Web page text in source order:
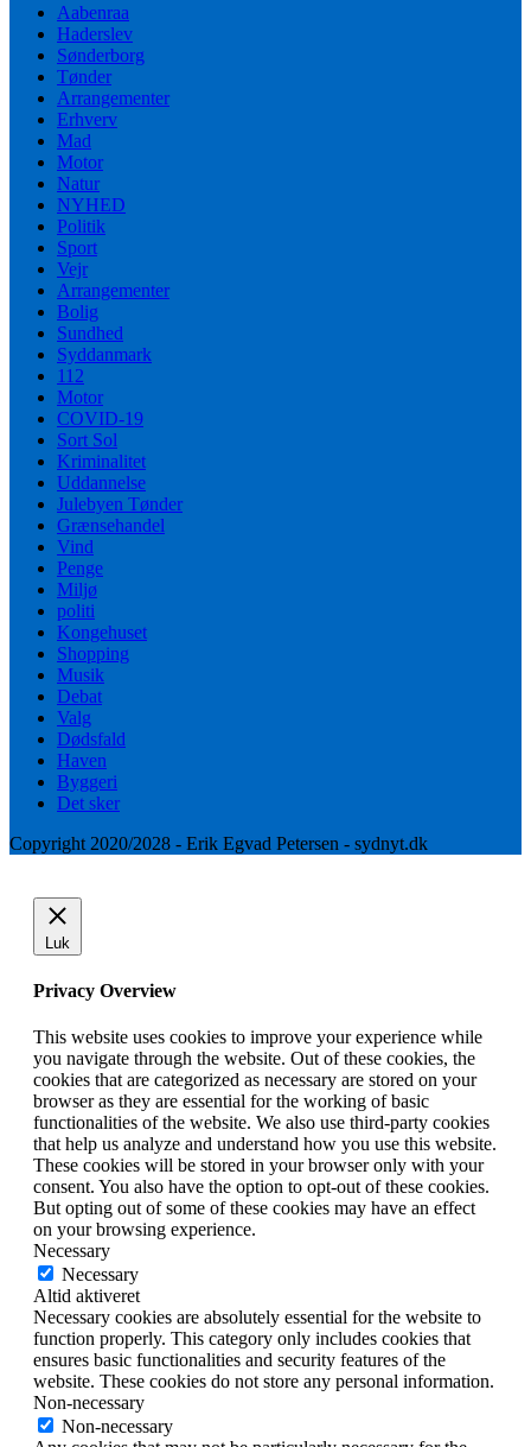
Aabenraa
Haderslev
Sønderborg
Tønder
Arrangementer
Erhverv
Mad
Motor
Natur
NYHED
Politik
Sport
Vejr
Arrangementer
Bolig
Sundhed
Syddanmark
112
Motor
COVID-19
Sort Sol
Kriminalitet
Uddannelse
Julebyen Tønder
Grænsehandel
Vind
Penge
Miljø
politi
Kongehuset
Shopping
Musik
Debat
Valg
Dødsfald
Haven
Byggeri
Det sker
Copyright 2020/2028 - Erik Egvad Petersen - sydnyt.dk
Luk
Privacy Overview
This website uses cookies to improve your experience while
you navigate through the website. Out of these cookies, the
cookies that are categorized as necessary are stored on your
browser as they are essential for the working of basic
functionalities of the website. We also use third-party cookies
that help us analyze and understand how you use this website.
These cookies will be stored in your browser only with your
consent. You also have the option to opt-out of these cookies.
But opting out of some of these cookies may have an effect
on your browsing experience.
Necessary
Necessary
Altid aktiveret
Necessary cookies are absolutely essential for the website to
function properly. This category only includes cookies that
ensures basic functionalities and security features of the
website. These cookies do not store any personal information.
Non-necessary
Non-necessary